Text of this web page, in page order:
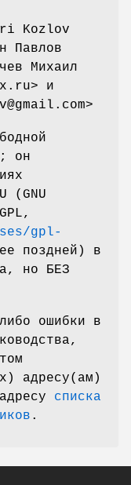
Kozlov
Павлов
Михаил
и
он
(GNU
gpl-
поздней) в
но БЕЗ
ошибки в
адресу(ам)
списка
.